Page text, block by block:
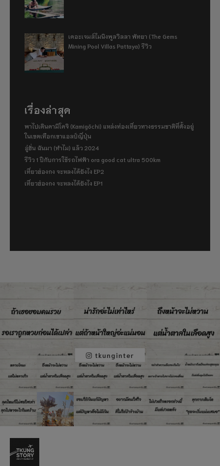
เดอะเจมส์ไมนิงพูลวิลลา พัทยา (The Gems
Mining Pool Villas Pattaya) รีวิว
เรื่องล่าสุด
พาไปเดินคามิโคจิ (Kamigōchi) แหล่งท่องเที่ยวทางธรรมชาติที่ตั้งอยู่
ในเขตเทือกเขาแอลป์ญี่ปุ่น
อู่ฮั่น ฉันมา (ทำไม) แล้ว 2024
รีวิว 1 ปีกับการใช้รถไฟฟ้า ora good cat ultra 500km
เที่ยวฮ่องกง จะหลงได้ยังไง EP2
เที่ยวฮ่องกง จะหลงได้ยังไง EP1
tkunginter